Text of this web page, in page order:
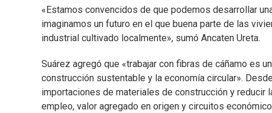
«Estamos convencidos de que podemos desarrollar
imaginamos un futuro en el que buena parte de las
industrial cultivado localmente», sumó Ancaten Ureta.
Suárez agregó que «trabajar con fibras de cáñamo es
construcción sustentable y la economía circular».
importaciones de materiales de construcción y reducir
empleo, valor agregado en origen y circuitos